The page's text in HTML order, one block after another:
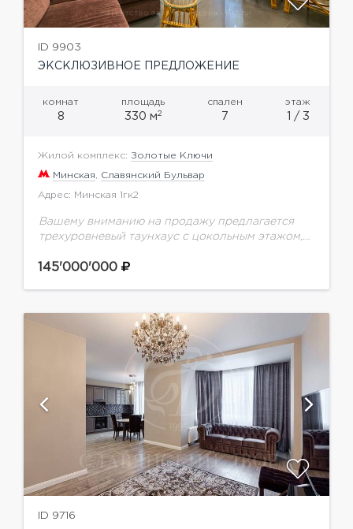
ID 9903
ЭКСКЛЮЗИВНОЕ ПРЕДЛОЖЕНИЕ
комнат
8
площадь
330 м2
спален
7
этаж
1 / 3
Жилой комплекс: Золотые Ключи
Минская Славянский Бульвар
Адрес: Минская 1гк2
Вашему вниманию на продажу предлагается
трехуровневый таунхаус с цокольным этажом,
площадью 330 кв.м, с выходом на задний
145'000'000
ID 9716